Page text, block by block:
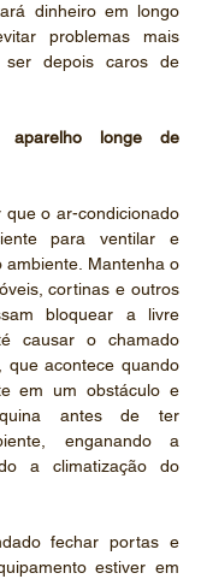
dinheiro em longo
problemas mais
depois caros de
longe de
o ar-condicionado
para ventilar e
Mantenha o
cortinas e outros
bloquear a livre
causar o chamado
que acontece quando
em um obstáculo e
antes de ter
enganando a
a climatização do
fechar portas e
estiver em